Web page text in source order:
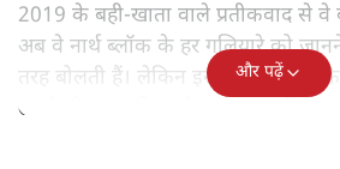
2019 के बही‑खाता वाले प्रतीकवाद
अब वे नार्थ ब्लॉक के हर गलियारे को जानने
तरह बोलती हैं। लेकिन इस आत्मविश्वास के
उतनी ही अनुमानित और दोहराव भरी।
और पढ़ें